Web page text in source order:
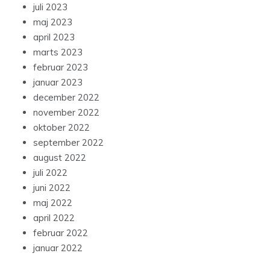
juli 2023
maj 2023
april 2023
marts 2023
februar 2023
januar 2023
december 2022
november 2022
oktober 2022
september 2022
august 2022
juli 2022
juni 2022
maj 2022
april 2022
februar 2022
januar 2022